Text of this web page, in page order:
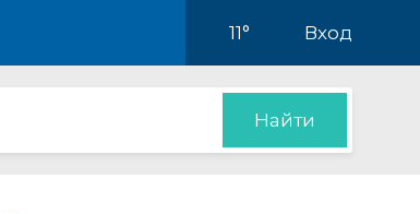
11° Вход
Найти